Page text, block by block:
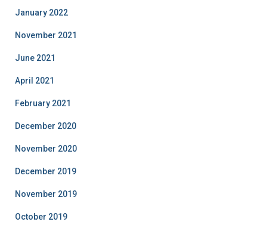
January 2022
November 2021
June 2021
April 2021
February 2021
December 2020
November 2020
December 2019
November 2019
October 2019